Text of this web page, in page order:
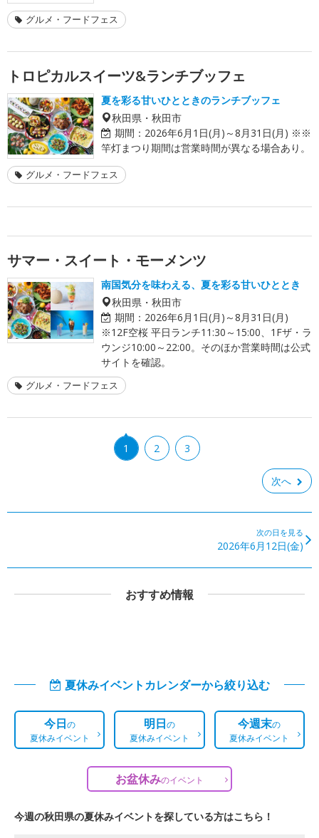
グルメ・フードフェス
トロピカルスイーツ&ランチブッフェ
夏を彩る甘いひとときのランチブッフェ
秋田県・秋田市
期間： 2026年6月1日(月)～8月31日(月) ※※
竿灯まつり期間は営業時間が異なる場合あり。
グルメ・フードフェス
サマー・スイート・モーメンツ
南国気分を味わえる、夏を彩る甘いひととき
秋田県・秋田市
期間： 2026年6月1日(月)～8月31日(月)
※12F空桜 平日ランチ11:30～15:00、1Fザ・ラ
ウンジ10:00～22:00。そのほか営業時間は公式
サイトを確認。
グルメ・フードフェス
1 2 3
次へ
次の日を見る
2026年6月12日(金)
おすすめ情報
夏休みイベントカレンダーから絞り込む
今日の
夏休みイベント
明日の
夏休みイベント
今週末の
夏休みイベント
お盆休みのイベント
今週の秋田県の夏休みイベントを探している方はこちら！